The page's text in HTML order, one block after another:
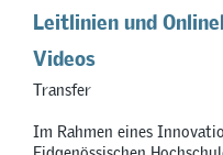
Leitlinien und
Videos
Transfer
Im Rahmen eines